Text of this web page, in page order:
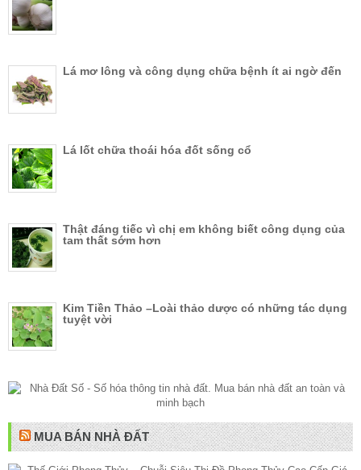
Lá mơ lông và công dụng chữa bệnh ít ai ngờ đến
Lá lốt chữa thoái hóa đốt sống cổ
Thật đáng tiếc vì chị em không biết công dụng của
tam thất sớm hơn
Kim Tiền Thảo –Loài thảo dược có những tác dụng
tuyệt vời
MUA BÁN NHÀ ĐẤT